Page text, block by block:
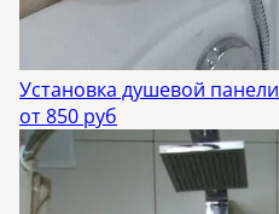
Установка душевой панели
от 850 руб